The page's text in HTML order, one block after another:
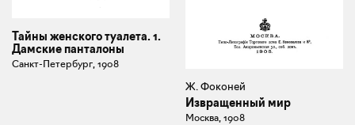
Тайны женского туалета. 1.
Дамские панталоны
Санкт-Петербург, 1908
Ж. Фоконей
Извращенный мир
Москва, 1908